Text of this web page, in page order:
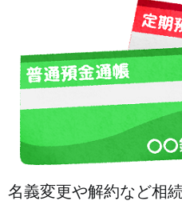
名義変更や解約など相